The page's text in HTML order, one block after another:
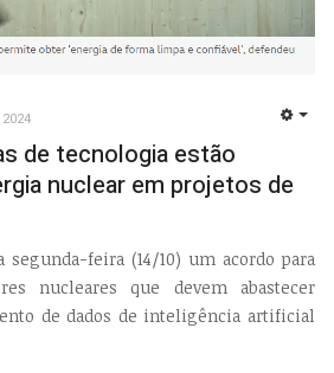
de tecnologia estão
nuclear em projetos de
segunda-feira (14/10) um acordo para
nucleares que devem abastecer
de dados de inteligência artificial